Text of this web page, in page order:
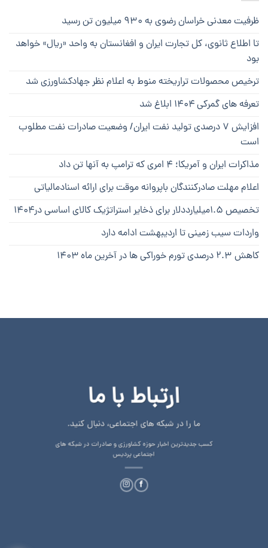
ظرفیت معدنی خراسان رضوی به ۹۳۰ میلیون تن رسید
تا اطلاع ثانوی، کل تجارت ایران و افغانستان به واحد «ریال» خواهد
بود
ترخیص محصولات تراریخته منوط به اعلام نظر جهادکشاورزی شد
تعرفه های گمرکی ۱۴۰۴ ابلاغ شد
افزایش ۷ درصدی تولید نفت ایران/ وضعیت صادرات نفت مطلوب
است
مذاکرات ایران و آمریکا؛ ۴ امری که ترامپ به آنها تن داد
اعلام مهلت صادرکنندگان باپروانه موقت برای ارائه اسنادمالیاتی
تخصیص ۱.۵میلیارددلار برای ذخایر استراتژیک کالای اساسی در۱۴۰۴
واردات سیب زمینی تا اردیبهشت ادامه دارد
کاهش ۲.۳ درصدی تورم خوراکی ها در آخرین ماه ۱۴۰۳
ارتباط با ما
ما را در شبکه های اجتماعی، دنبال کنید.
کسب جدیدترین اخبار حوزه کشاورزی و صادرات در شبکه های
اجتماعی پردیس